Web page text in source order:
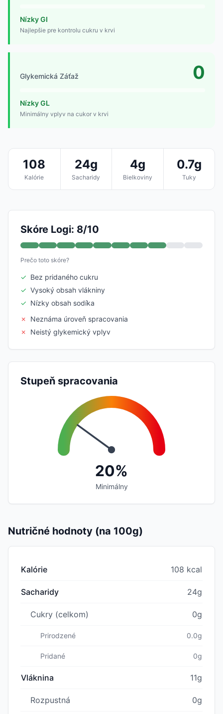
Nízky GI
Najlepšie pre kontrolu cukru v krvi
Glykemická Záťaž 0
Nízky GL
Minimálny vplyv na cukor v krvi
108
Kalórie
24g
Sacharidy
4g
Bielkoviny
0.7g
Tuky
Skóre Logi: 8/10
Prečo toto skóre?
✓ Bez pridaného cukru
✓ Vysoký obsah vlákniny
✓ Nízky obsah sodíka
✗
Neznáma úroveň spracovania
✗
Neistý glykemický vplyv
Stupeň spracovania
20%
Minimálny
Nutričné hodnoty (na 100g)
Kalórie 108 kcal
Sacharidy 24g
Cukry (celkom) 0g
Prirodzené 0.0g
Pridané 0g
Vláknina 11g
Rozpustná 0g